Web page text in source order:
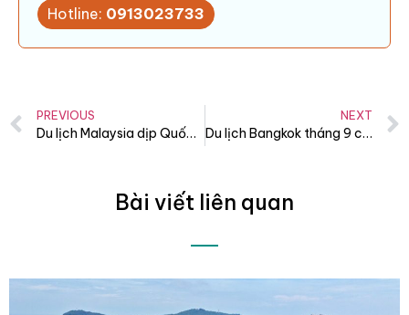
Hotline: 0913023733
PREVIOUS
Du lịch Malaysia dịp Quốc khánh: đi đâu, làm gì, chơi gì?
NEXT
Du lịch Bangkok tháng 9 có gì hay? thời tiết, lễ hội, đi đâu?
Bài viết liên quan